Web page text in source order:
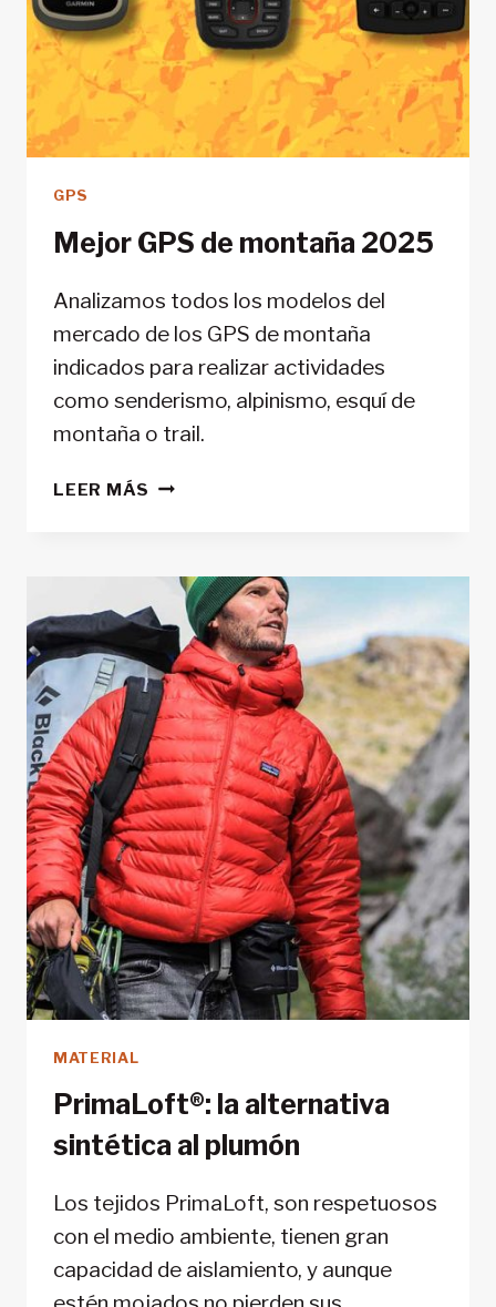
GPS
Mejor GPS de montaña 2025
Analizamos todos los modelos del
mercado de los GPS de montaña
indicados para realizar actividades
como senderismo, alpinismo, esquí de
montaña o trail.
LEER MÁS MEJOR
2025
MATERIAL
PrimaLoft®: la alternativa
sintética al plumón
Los tejidos PrimaLoft, son respetuosos
con el medio ambiente, tienen gran
capacidad de aislamiento, y aunque